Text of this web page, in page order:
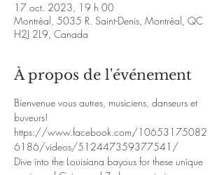
17 oct. 2023, 19 h 00
Montréal, 5035 R. Saint-Denis, Montréal, QC
H2J 2L9, Canada
À propos de l'événement
Bienvenue vous autres, musiciens, danseurs et
buveurs!
https://www.facebook.com/10653175082
6186/videos/512447359377541/
Dive into the Louisiana bayous for these unique